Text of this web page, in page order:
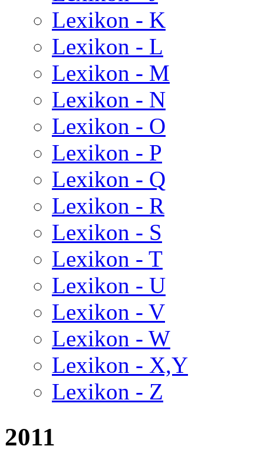
Lexikon - K
Lexikon - L
Lexikon - M
Lexikon - N
Lexikon - O
Lexikon - P
Lexikon - Q
Lexikon - R
Lexikon - S
Lexikon - T
Lexikon - U
Lexikon - V
Lexikon - W
Lexikon - X,Y
Lexikon - Z
2011